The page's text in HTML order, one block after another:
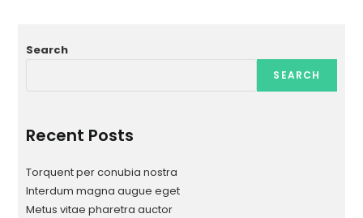
Search
SEARCH
Recent Posts
Torquent per conubia nostra
Interdum magna augue eget
Metus vitae pharetra auctor